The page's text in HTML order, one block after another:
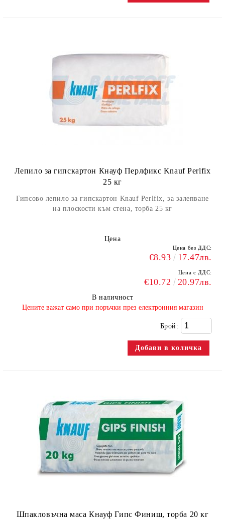
Лепило за гипскартон Кнауф Перлфикс Knauf Perlfix
25 кг
Гипсово лепило за гипскартон Knauf Perlfix, за залепване
на плоскости към стена, торба 25 кг
Цена
Цена без ДДС:
€8.93 17.47лв.
Цена с ДДС:
€10.72 20.97лв.
В наличност
​Цените важат само при поръчки през електронния магазин
Брой:
Шпакловъчна маса Кнауф Гипс Финиш, торба 20 кг